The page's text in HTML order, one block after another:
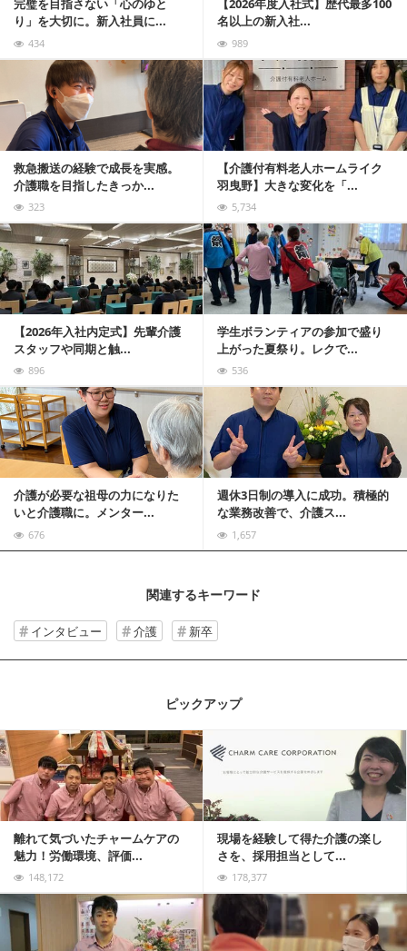
完璧を目指さない「心のゆと
り」を大切に。新入社員に...
434
【2026年度入社式】歴代最多100
名以上の新入社...
989
救急搬送の経験で成長を実感。
介護職を目指したきっか...
323
【介護付有料老人ホームライク
羽曳野】大きな変化を「...
5,734
記事を読む
【2026年入社内定式】先輩介護
スタッフや同期と触...
896
学生ボランティアの参加で盛り
上がった夏祭り。レクで...
536
記事を読む
介護が必要な祖母の力になりた
いと介護職に。メンター...
676
週休3日制の導入に成功。積極的
な業務改善で、介護ス...
1,657
記事を読む
関連するキーワード
インタビュー 介護 新卒
ピックアップ
離れて気づいたチャームケアの
魅力！労働環境、評価...
148,172
現場を経験して得た介護の楽し
さを、採用担当として...
178,377
記事を読む
記事を読む